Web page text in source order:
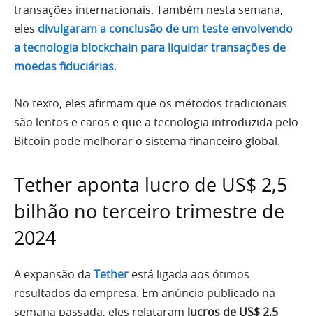
transações internacionais. Também nesta semana,
eles divulgaram a conclusão de um teste envolvendo
a tecnologia blockchain para liquidar transações de
moedas fiduciárias.
No texto, eles afirmam que os métodos tradicionais
são lentos e caros e que a tecnologia introduzida pelo
Bitcoin pode melhorar o sistema financeiro global.
Tether aponta lucro de US$ 2,5
bilhão no terceiro trimestre de
2024
A expansão da Tether está ligada aos ótimos
resultados da empresa. Em anúncio publicado na
semana passada, eles relataram lucros de US$ 2,5